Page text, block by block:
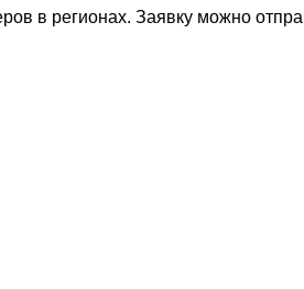
в регионах. Заявку можно